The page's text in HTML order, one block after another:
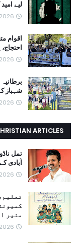
لیے
شہباز
ARTICLES
تمل
آبادی
منیر